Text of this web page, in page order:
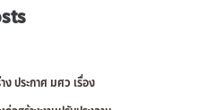
ง ประกาศ มศว เรื่อง